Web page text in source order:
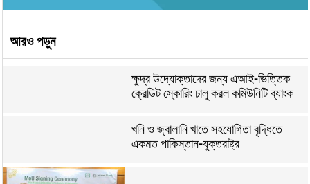
আরও পড়ুন
ক্ষুদ্র উদ্যোক্তাদের জন্য এআই-ভিত্তিক
ক্রেডিট স্কোরিং চালু করল কমিউনিটি ব্যাংক
খনি ও জ্বালানি খাতে সহযোগিতা বৃদ্ধিতে
একমত পাকিস্তান-যুক্তরাষ্ট্র